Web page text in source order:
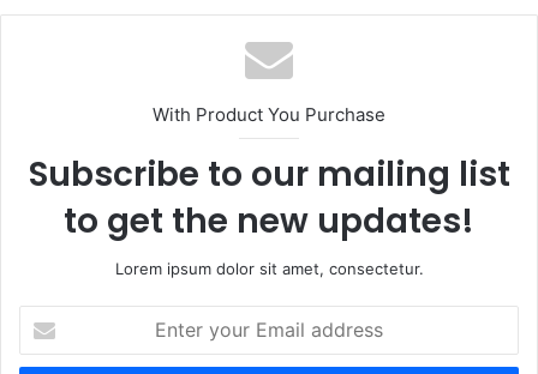
b
s
i
e
With Product You Purchase
Subscribe to our mailing list
to get the new updates!
Lorem ipsum dolor sit amet, consectetur.
t